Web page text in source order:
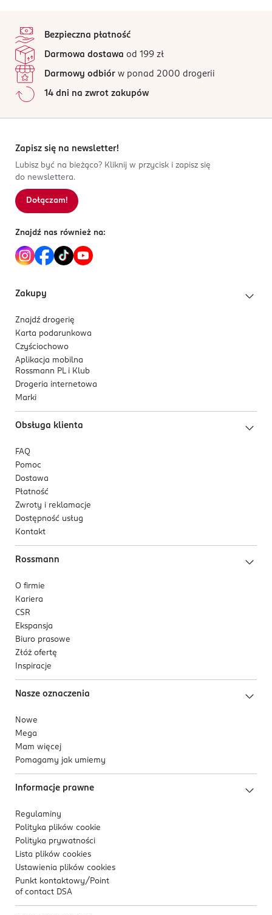
Nuty głowy:bergamotka, Cassis, proch strzelniczy
Nuty serce:
osmantus
Nuty bazy:benzoes, fasola tonka, paczula, wanilia
CI 60730 / Ext Violet 2 (fil B213880/1)
Kod EAN
3 614272 046283
Jak działają opinie?
Bezpieczna płatność
Darmowa dostawa od 199 zł
Darmowy odbiór w ponad 2000 drogerii
14 dni na zwrot zakupów
Zapisz się na newsletter!
Lubisz być na bieżąco? Kliknij w przycisk i zapisz się
do newslettera.
Dołączam!
Znajdź nas również na:
Zakupy
Znajdź drogerię
Karta podarunkowa
Czyściochowo
Aplikacja mobilna
Rossmann PL i Klub
Drogeria internetowa
Marki
Obsługa klienta
FAQ
Pomoc
Dostawa
Płatność
Zwroty i reklamacje
Dostępność usług
Kontakt
Rossmann
O firmie
Kariera
CSR
Ekspansja
Biuro prasowe
Złóż ofertę
Inspiracje
Nasze oznaczenia
Nowe
Mega
Mam więcej
Pomagamy jak umiemy
Informacje prawne
Regulaminy
Polityka plików cookie
Polityka prywatności
Lista plików cookies
Ustawienia plików cookies
Punkt kontaktowy/ Point
of contact DSA